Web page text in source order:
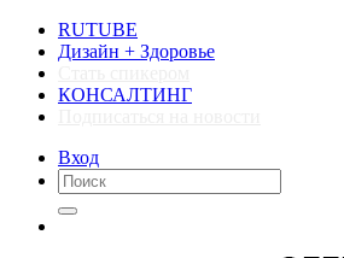
RUTUBE
Дизайн + Здоровье
КОНСАЛТИНГ
Вход